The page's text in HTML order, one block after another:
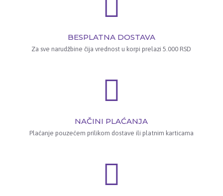
BESPLATNA DOSTAVA
Za sve narudžbine čija vrednost u korpi prelazi 5.000 RSD
NAČINI PLAĆANJA
Plaćanje pouzećem prilikom dostave ili platnim karticama